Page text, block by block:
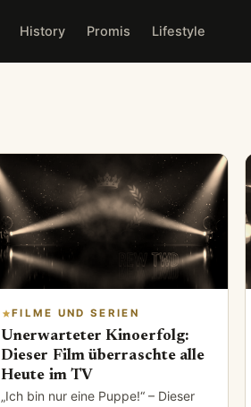
History Promis Lifestyle
FILME UND SERIEN
Unerwarteter Kinoerfolg:
Dieser Film überraschte alle
Heute im TV
„Ich bin nur eine Puppe!“ – Dieser